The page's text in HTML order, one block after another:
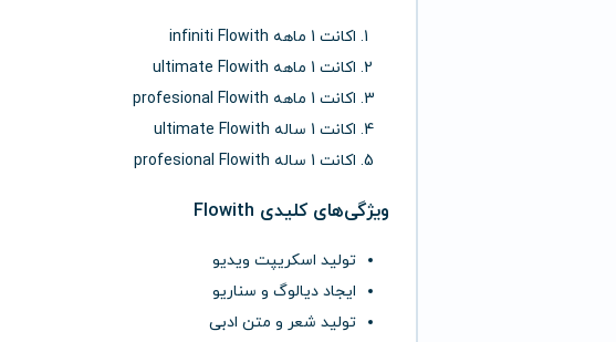
اکانت 1 ماهه infiniti Flowith
اکانت 1 ماهه ultimate Flowith
اکانت 1 ماهه profesional Flowith
اکانت 1 ساله ultimate Flowith
اکانت 1 ساله profesional Flowith
ویژگی‌های کلیدی Flowith
تولید اسکریپت ویدیو
ایجاد دیالوگ و سناریو
تولید شعر و متن ادبی